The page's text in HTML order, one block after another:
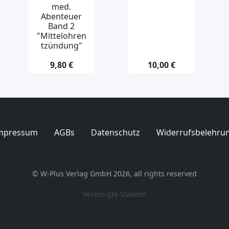
med.
Abenteuer
Band 2
"Mittelohren
tzündung"
9,80 €
10,00 €
AGBs Datenschutz
© W-Plus Verlag GmbH 2026, all rights reserved
Vereinigte Staaten